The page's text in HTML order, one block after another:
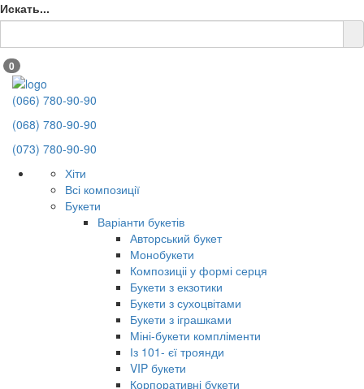
Искать...
0
(066) 780-90-90
(068) 780-90-90
(073) 780-90-90
Хіти
Всі композиції
Букети
Варіанти букетів
Авторський букет
Монобукети
Композиціі у формі серця
Букети з екзотики
Букети з сухоцвітами
Букети з іграшками
Міні-букети компліменти
Із 101- єї троянди
VIP букети
Корпоративні букети